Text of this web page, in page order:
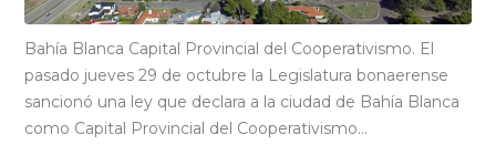
Bahía Blanca Capital Provincial del Cooperativismo. El
pasado jueves 29 de octubre la Legislatura bonaerense
sancionó una ley que declara a la ciudad de Bahía Blanca
como Capital Provincial del Cooperativismo…